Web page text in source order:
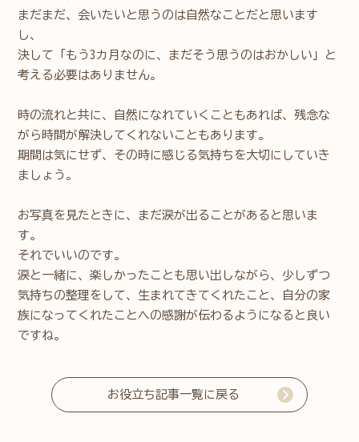
まだまだ、会いたいと思うのは自然なことだと思います
し、
決して「もう3カ月なのに、まだそう思うのはおかしい」と
考える必要はありません。
時の流れと共に、自然になれていくこともあれば、残念な
がら時間が解決してくれないこともあります。
期間は気にせず、その時に感じる気持ちを大切にしていき
ましょう。
お写真を見たときに、まだ涙が出ることがあると思いま
す。
それでいいのです。
涙と一緒に、楽しかったことも思い出しながら、少しずつ
気持ちの整理をして、生まれてきてくれたこと、自分の家
族になってくれたことへの感謝が伝わるようになると良い
ですね。
お役立ち記事一覧に戻る